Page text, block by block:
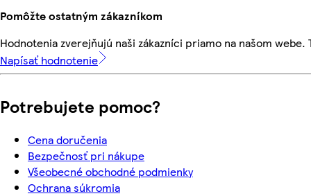
Pomôžte ostatným zákazníkom
Hodnotenia zverejňujú naši zákazníci priamo na našom
Napísať hodnotenie
Potrebujete pomoc?
Cena doručenia
Bezpečnosť pri nákupe
Všeobecné obchodné podmienky
Ochrana súkromia